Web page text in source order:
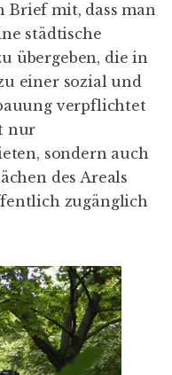
Briefmit, dass man
städtische
übergeben, die in
einer sozial und
verpflichtet
nur
sondern auch
des Areals
zugänglich